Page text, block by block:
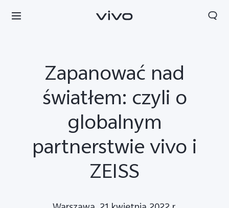
Polska | Wybierz kraj/region
Zapanować nad
światłem: czyli o
globalnym
partnerstwie vivo i
ZEISS